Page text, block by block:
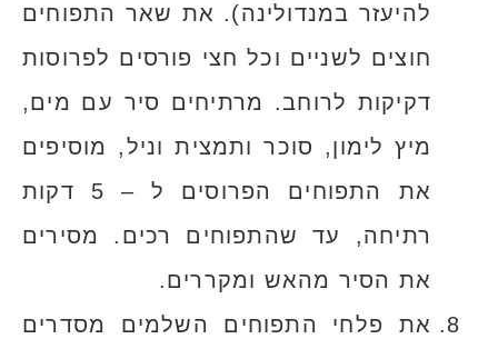
להיעזר במנדולינה). את שאר התפוחים
חוצים לשניים וכל חצי פורסים לפרוסות
דקיקות לרוחב. מרתיחים סיר עם מים,
מיץ לימון, סוכר ותמצית וניל, מוסיפים
את התפוחים הפרוסים ל – 5 דקות
רתיחה, עד שהתפוחים רכים. מסירים
את הסיר מהאש ומקררים.
את פלחי התפוחים השלמים מסדרים